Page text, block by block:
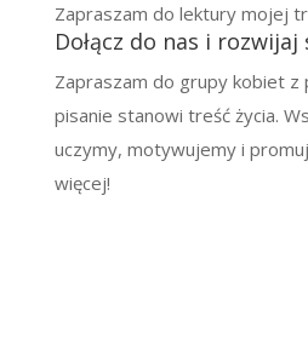
Zapraszam do lektury mojej
Dołącz do nas i rozwijaj
Zapraszam do grupy kobiet z
pisanie stanowi treść życia.
uczymy, motywujemy i
więcej!